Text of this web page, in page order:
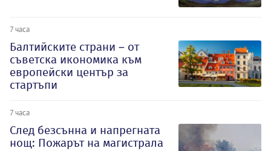
7 часа
Балтийските страни – от
съветска икономика към
европейски център за
стартъпи
7 часа
След безсънна и напрегната
нощ: Пожарът на магистрала